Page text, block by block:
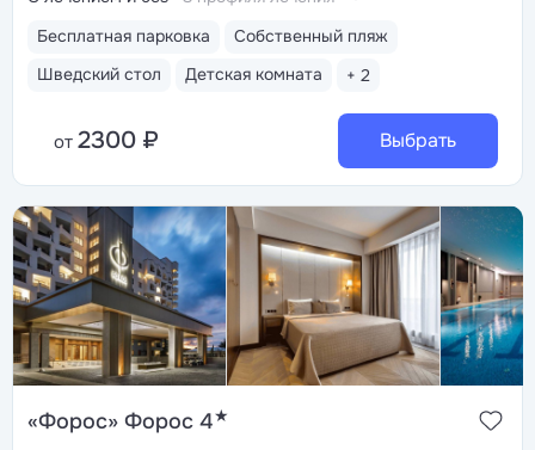
Бесплатная парковка
Собственный пляж
Шведский стол
Детская комната + 2
от 2300 ₽ Выбрать
«Форос» Форос 4★